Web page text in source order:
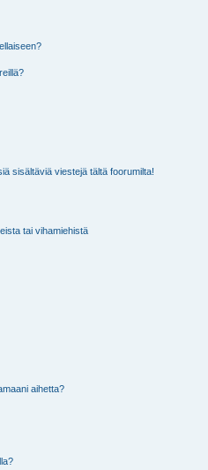
sisältäviä viestejä tältä foorumilta!
tai vihamiehistä
aihetta?